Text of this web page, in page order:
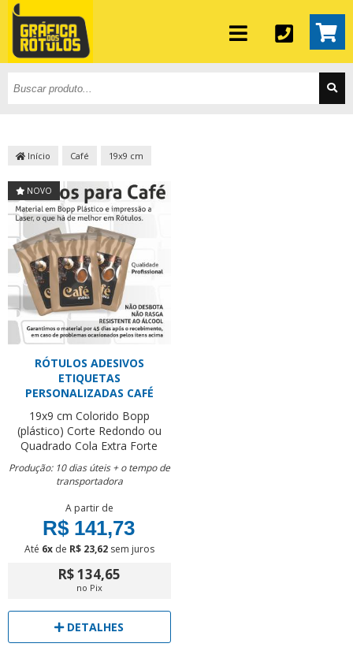
Início Café 19x9 cm
NOVO
RÓTULOS ADESIVOS
ETIQUETAS
PERSONALIZADAS CAFÉ
19x9 cm Colorido Bopp
(plástico) Corte Redondo ou
Quadrado Cola Extra Forte
Produção: 10 dias úteis + o tempo de
transportadora
A partir de
R$ 141,73
Até 6xde R$ 23,62sem juros
R$ 134,65
no Pix
DETALHES